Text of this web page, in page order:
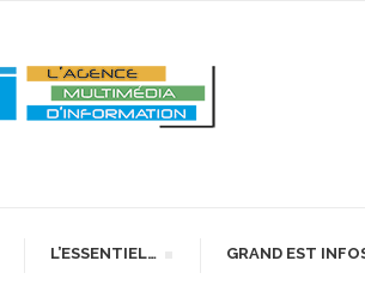
L’ESSENTIEL… GRAND EST